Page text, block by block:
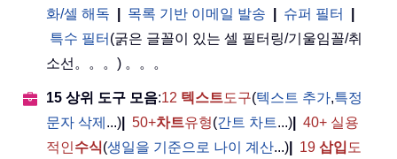
화/셀 해독
목록 기반 이메일 발송 슈퍼 필터
특수 필터 (굵은 글꼴이 있는 셀 필터링/기울임꼴/취
소선。。。) 。。。
15 상위 도구 모음:12 텍스트도구(텍스트 추가,특정
문자 삭제 ...) 50+차트유형(간트 차트...)
40+ 실용
적인수식(생일을 기준으로 나이 계산...) 19 삽입 도